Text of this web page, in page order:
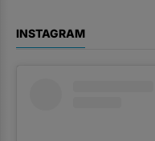
INSTAGRAM